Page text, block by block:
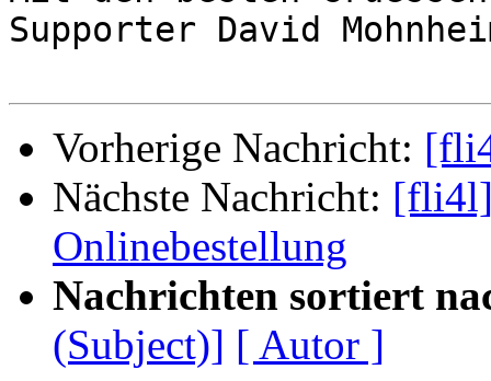
Supporter David
Vorherige Nachricht:
Nächste Nachricht:
Onlinebestellung
Nachrichten sortiert
(Subject)] [ Autor ]